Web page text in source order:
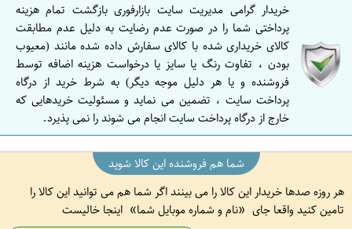
خریدار گرامی مدیریت سایت بازارفوری بازگشت تمام هزینه
پرداختی شما را در صورت عدم رضایت به دلیل عدم مطابقت
کالای خریداری شده با کالای سفارش داده شده مانند (معیوب
بودن ، تفاوت رنگ یا سایز یا درخواست هزینه اضافه توسط
فروشنده و یا هر دلیل موجه دیگر) به شرط خرید از درگاه
پرداخت سایت ، تضمین می نماید و مسئولیت خریدهایی که
خارج از درگاه پرداخت سایت انجام می شوند را نمی پذیرد.
شما هم فروشنده این کالا شوید
هر روزه صدها خریدار این کالا را می بینند اگر شما هم می توانید این کالا را
تامین کنید واقعا جای
نام و شماره موبایل شما اینجا خالیست